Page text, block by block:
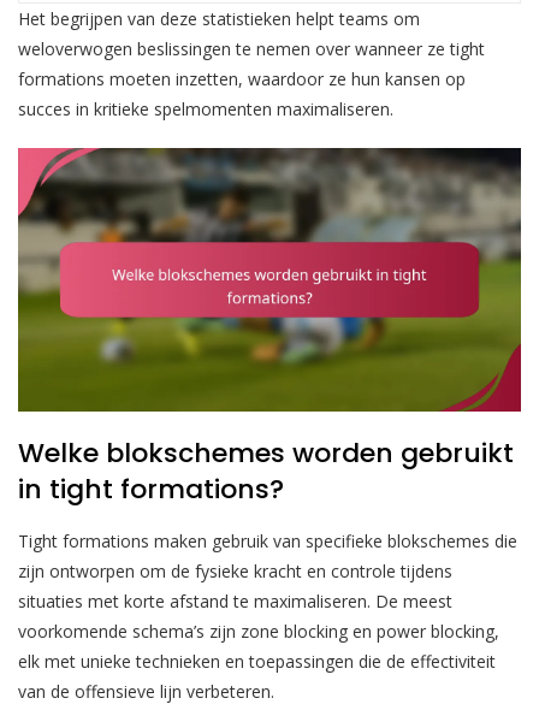
Het begrijpen van deze statistieken helpt teams om
weloverwogen beslissingen te nemen over wanneer ze tight
formations moeten inzetten, waardoor ze hun kansen op
succes in kritieke spelmomenten maximaliseren.
Welke blokschemes worden gebruikt
in tight formations?
Tight formations maken gebruik van specifieke blokschemes die
zijn ontworpen om de fysieke kracht en controle tijdens
situaties met korte afstand te maximaliseren. De meest
voorkomende schema’s zijn zone blocking en power blocking,
elk met unieke technieken en toepassingen die de effectiviteit
van de offensieve lijn verbeteren.